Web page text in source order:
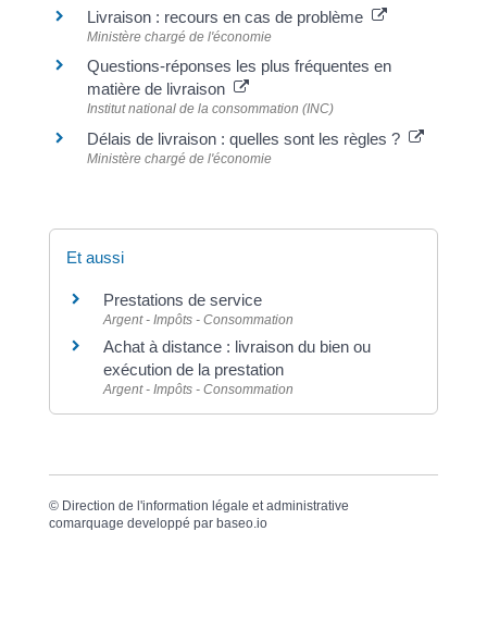
Livraison : recours en cas de problème
Ministère chargé de l'économie
Questions-réponses les plus fréquentes en
matière de livraison
Institut national de la consommation (INC)
Délais de livraison : quelles sont les règles ?
Ministère chargé de l'économie
Et aussi
Prestations de service
Argent - Impôts - Consommation
Achat à distance : livraison du bien ou
exécution de la prestation
Argent - Impôts - Consommation
© Direction de l'information légale et administrative
comarquage developpé par baseo.io